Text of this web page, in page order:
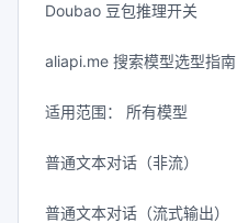
Doubao 豆包推理开关
aliapi.me 搜索模型选型指南
适用范围： 所有模型
普通文本对话（非流）
普通文本对话（流式输出）